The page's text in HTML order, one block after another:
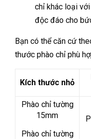
chỉ khác loại
độc đáo cho
Bạn có thể căn cứ
thước phào chỉ phù
Kích thước nhỏ
Phào chỉ tường
15mm
Phào chỉ tường